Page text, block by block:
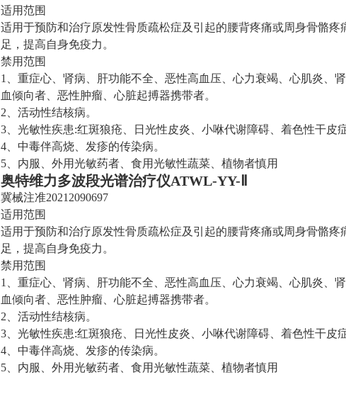
适用范围
适用于预防和治疗原发性骨质疏松症及引起的腰背疼痛或周身骨骼疼
足，提高自身免疫力。
禁用范围
1、重症心、肾病、肝功能不全、恶性高血压、心力衰竭、心肌炎、
血倾向者、恶性肿瘤、心脏起搏器携带者。
2、活动性结核病。
3、光敏性疾患:红斑狼疮、日光性皮炎、小咻代谢障碍、着色性干皮
4、中毒伴高烧、发疹的传染病。
5、内服、外用光敏药者、食用光敏性蔬菜、植物者慎用
奥特维力多波段光谱治疗仪ATWL-YY-Ⅱ
冀械注准20212090697
适用范围
适用于预防和治疗原发性骨质疏松症及引起的腰背疼痛或周身骨骼疼
足，提高自身免疫力。
禁用范围
1、重症心、肾病、肝功能不全、恶性高血压、心力衰竭、心肌炎、
血倾向者、恶性肿瘤、心脏起搏器携带者。
2、活动性结核病。
3、光敏性疾患:红斑狼疮、日光性皮炎、小咻代谢障碍、着色性干皮
4、中毒伴高烧、发疹的传染病。
5、内服、外用光敏药者、食用光敏性蔬菜、植物者慎用